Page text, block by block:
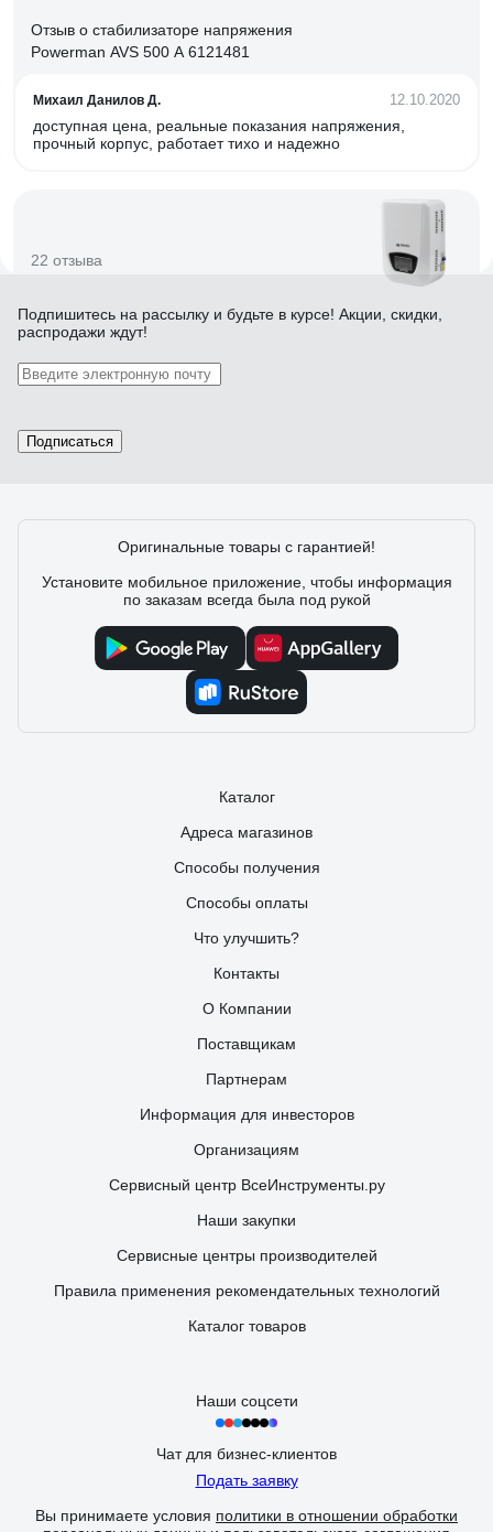
Отзыв о стабилизаторе напряжения
Powerman AVS 500 A 6121481
Михаил Данилов Д. 12.10.2020
доступная цена, реальные показания напряжения,
прочный корпус, работает тихо и надежно
22 отзыва
Отзыв о стабилизаторе напряжения
Байпас
Отзыв о Стабилизатор напряжения SmartWatt
AVR SERVO 20000SF
Подпишитесь на рассылку и будьте в курсе! Акции, скидки,
распродажи ждут!
Подписаться
Оригинальные товары с гарантией!
Установите мобильное приложение, чтобы информация
по заказам всегда была под рукой
Каталог
Адреса магазинов
Способы получения
Способы оплаты
Что улучшить?
Контакты
О Компании
Поставщикам
Партнерам
Информация для инвесторов
Организациям
Сервисный центр ВсеИнструменты.ру
Наши закупки
Сервисные центры производителей
Правила применения рекомендательных технологий
Каталог товаров
Наши соцсети
Чат для бизнес-клиентов
Подать заявку
Вы принимаете условия политики в отношении обработки